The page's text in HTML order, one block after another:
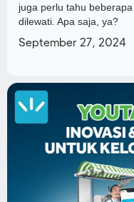
juga perlu tahu
dilewati. Apa saja, ya?
September 27, 2024